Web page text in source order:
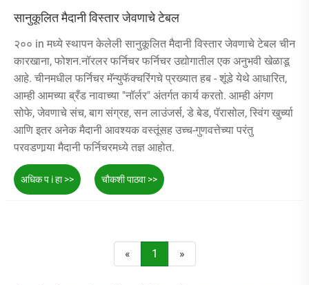
सानुकूलित मैदानी विस्तार जेवणाचे टेबल
२०० in मध्ये स्थापन केलेली सानुकूलित मैदानी विस्तार जेवणाचे टेबल चीन
कारखाना, फोशन.नॉरलर फर्निचर फर्निचर उद्योगातील एक अनुभवी खेळाडू
आहे. चीनमधील फर्निचर मॅन्युफॅक्चरिंगचे प्रख्यात हब - शूंडे येथे आधारित,
आम्ही आमच्या ब्रँड नावाच्या "नॉर्लर" अंतर्गत कार्य करतो. आम्ही अंगण
सोफे, जेवणाचे संच, बाग संग्रह, सन लाउंजर्स, डे बेड, पॅरासोल, स्विंग खुर्च्या
आणि इतर अनेक मैदानी आवश्यक वस्तूंसह उच्च-गुणवत्तेच्या परंतु
परवडणार्‍या मैदानी फर्निचरमध्ये तज्ञ आहोत.
अधिक प i हा >> चौकशी पाठवा >>
« 1 »